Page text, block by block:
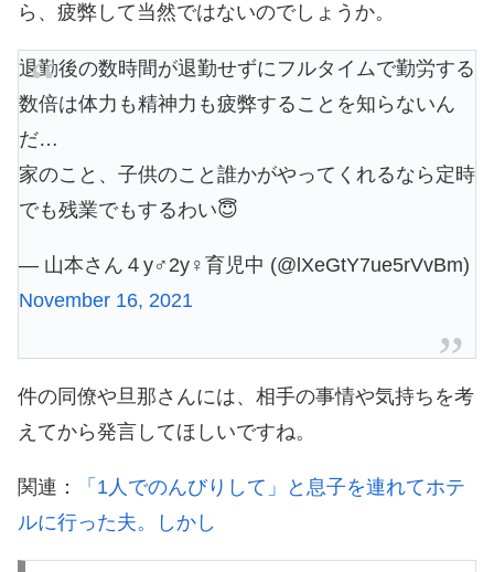
ら、疲弊して当然ではないのでしょうか。
退勤後の数時間が退勤せずにフルタイムで勤労する
数倍は体力も精神力も疲弊することを知らないん
だ…
家のこと、子供のこと誰かがやってくれるなら定時
でも残業でもするわい😇
— 山本さん４y♂2y♀育児中 (@lXeGtY7ue5rVvBm)
November 16, 2021
件の同僚や旦那さんには、相手の事情や気持ちを考
えてから発言してほしいですね。
関連：
「1人でのんびりして」と息子を連れてホテ
ルに行った夫。しかし